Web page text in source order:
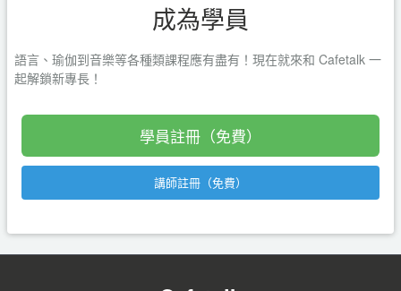
成為學員
語言、瑜伽到音樂等各種類課程應有盡有！現在就來和 Cafetalk 一
起解鎖新專長！
學員註冊（免費）
講師註冊（免費）